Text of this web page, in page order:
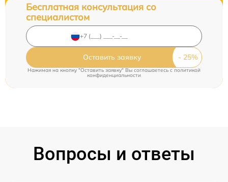
Бесплатная консультация со
специалистом
Оставить заявку
Нажимая на кнопку "Оставить заявку" Вы соглашаетесь cполитикой
конфиденциальности
Вопросы и ответы